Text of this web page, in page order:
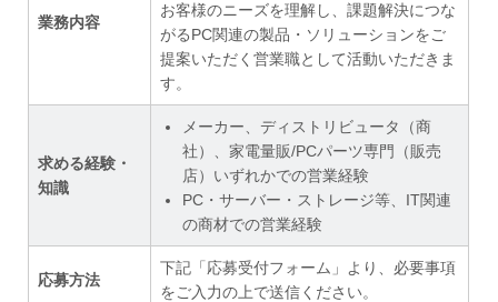
業務内容
お客様のニーズを理解し、課題解決につな
がるPC関連の製品・ソリューションをご
提案いただく営業職として活動いただきま
す。
求める経験・
知識
メーカー、ディストリビュータ（商
社）、家電量販/PCパーツ専門（販売
店）いずれかでの営業経験
PC・サーバー・ストレージ等、IT関連
の商材での営業経験
応募方法
下記「応募受付フォーム」より、必要事項
をご入力の上で送信ください。